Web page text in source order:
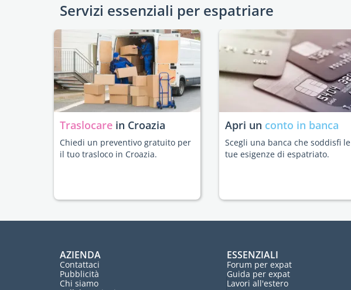
Servizi essenziali per espatriare
Traslocare in Croazia
Chiedi un preventivo gratuito per
il tuo trasloco in Croazia.
Apri un conto in banca
Scegli una banca che soddisfi le
tue esigenze di espatriato.
AZIENDA
Contattaci
Pubblicità
Chi siamo
ESSENZIALI
Forum per expat
Guida per expat
Lavori all'estero